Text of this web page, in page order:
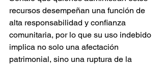
recursos desempeñan una función de
alta responsabilidad y confianza
comunitaria, por lo que su uso indebido
implica no solo una afectación
patrimonial, sino una ruptura de la